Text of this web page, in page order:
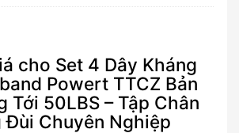
cho Set 4 Dây Kháng
Powert TTCZ Bản
Tới 50LBS – Tập Chân
Đùi Chuyên Nghiệp